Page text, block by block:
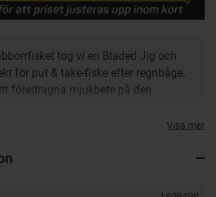
tog vi en Bladed Jig och
för put & take-fiske efter regnbåge.
föredragna mjukbete på den
även den mest försiktiga regnbågeVisa mer